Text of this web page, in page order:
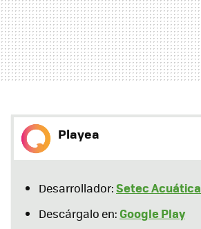
Playea
Desarrollador:Setec Acuática
Descárgalo en: Google Play